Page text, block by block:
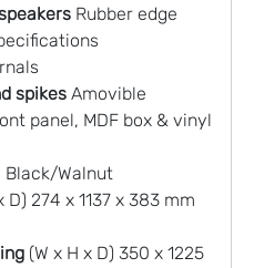
Rubber edge
spikes Amovible
panel, MDF box & vinyl
Black/Walnut
D) 274 x 1137 x 383 mm
(W x H x D) 350 x 1225